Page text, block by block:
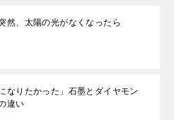
然、太陽の光がなくなったら
なりたかった」石墨とダイヤモン
違い